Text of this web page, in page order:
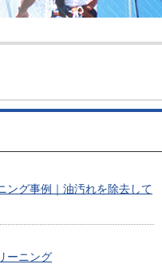
エアコン関連 ～修繕・入
替・クリーニング～
ング事例｜油汚れを除去して
ーニング